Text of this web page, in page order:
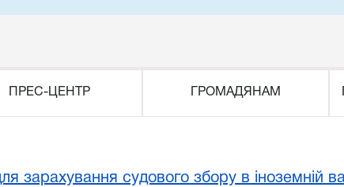
ПРЕС-ЦЕНТР ГРОМАДЯНАМ
зарахування судового збору в іноземній